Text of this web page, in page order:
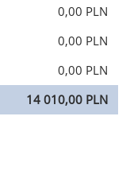
0,00 PLN
0,00 PLN
0,00 PLN
14 010,00 PLN